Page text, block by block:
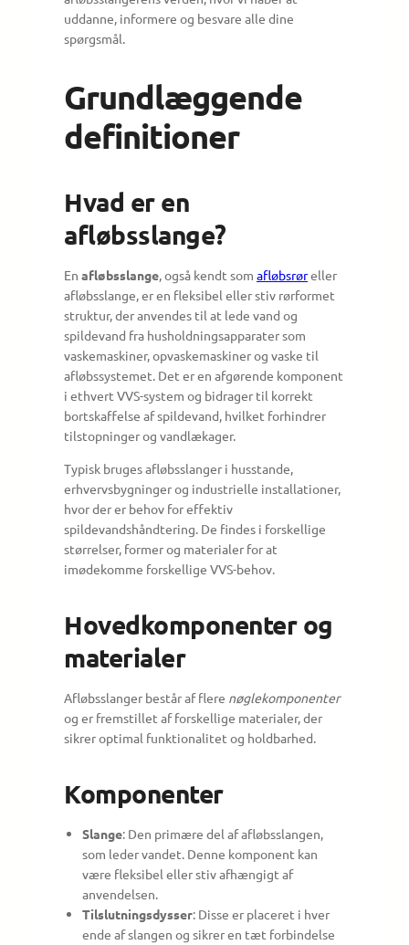
uddanne, informere og besvare alle dine
spørgsmål.
Grundlæggende
definitioner
Hvad er en
afløbsslange?
En afløbsslange, også kendt som afløbsrøreller
afløbsslange, er en fleksibel eller stiv rørformet
struktur, der anvendes til at lede vand og
spildevand fra husholdningsapparater som
vaskemaskiner, opvaskemaskiner og vaske til
afløbssystemet. Det er en afgørende komponent
i ethvert VVS-system og bidrager til korrekt
bortskaffelse af spildevand, hvilket forhindrer
tilstopninger og vandlækager.
Typisk bruges afløbsslanger i husstande,
erhvervsbygninger og industrielle installationer,
hvor der er behov for effektiv
spildevandshåndtering. De findes i forskellige
størrelser, former og materialer for at
imødekomme forskellige VVS-behov.
Hovedkomponenter og
materialer
Afløbsslanger består af flere nøglekomponenter
og er fremstillet af forskellige materialer, der
sikrer optimal funktionalitet og holdbarhed.
Komponenter
Slange: Den primære del af afløbsslangen,
som leder vandet. Denne komponent kan
være fleksibel eller stiv afhængigt af
anvendelsen.
Tilslutningsdysser: Disse er placeret i hver
ende af slangen og sikrer en tæt forbindelse